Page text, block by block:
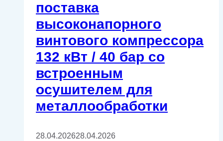
поставка
высоконапорного
винтового компрессора
132 кВт / 40 бар со
встроенным
осушителем для
металлообработки
28.04.202628.04.2026